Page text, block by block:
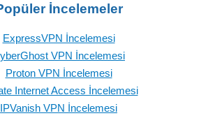
İncelemeler
ExpressVPN İncelemesi
VPN İncelemesi
Proton VPN İncelemesi
Internet Access İncelemesi
IPVanish VPN İncelemesi